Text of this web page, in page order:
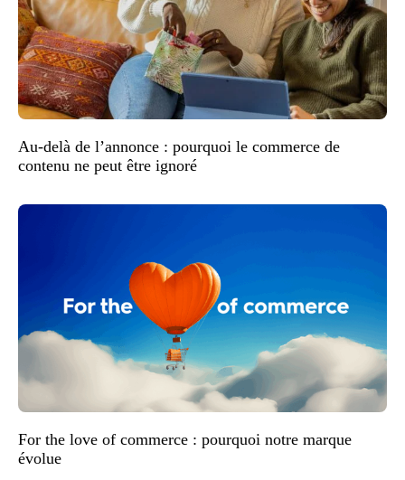
Au-delà de l’annonce : pourquoi le commerce de
contenu ne peut être ignoré
For the love of commerce : pourquoi notre marque
évolue